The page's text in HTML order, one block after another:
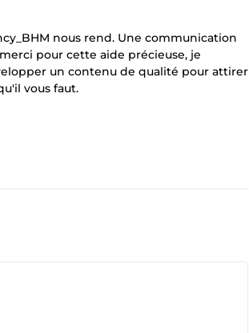
nous rend. Une communication
pour cette aide précieuse, je
un contenu de qualité pour attirer
vous faut.